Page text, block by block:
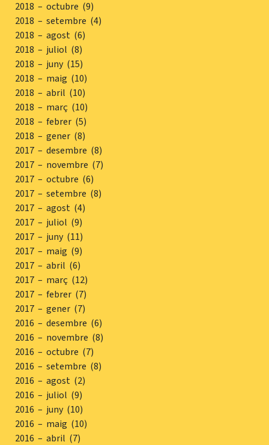
2018 – octubre (9)
2018 – setembre (4)
2018 – agost (6)
2018 – juliol (8)
2018 – juny (15)
2018 – maig (10)
2018 – abril (10)
2018 – març (10)
2018 – febrer (5)
2018 – gener (8)
2017 – desembre (8)
2017 – novembre (7)
2017 – octubre (6)
2017 – setembre (8)
2017 – agost (4)
2017 – juliol (9)
2017 – juny (11)
2017 – maig (9)
2017 – abril (6)
2017 – març (12)
2017 – febrer (7)
2017 – gener (7)
2016 – desembre (6)
2016 – novembre (8)
2016 – octubre (7)
2016 – setembre (8)
2016 – agost (2)
2016 – juliol (9)
2016 – juny (10)
2016 – maig (10)
2016 – abril (7)